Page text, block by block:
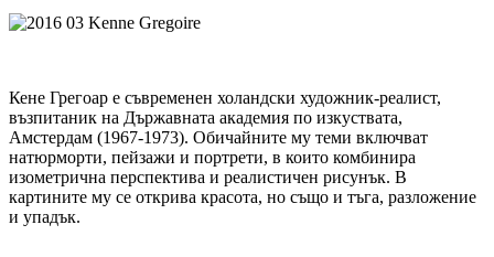
Кене Грегоар е съвременен холандски художник-реалист,
възпитаник на Държавната академия по изкуствата,
Амстердам (1967-1973). Обичайните му теми включват
натюрморти, пейзажи и портрети, в които комбинира
изометрична перспектива и реалистичен рисунък. В
картините му се открива красота, но също и тъга, разложение
и упадък.